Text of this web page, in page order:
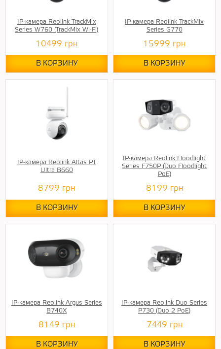
IP-камера Reolink TrackMix
Series W760 (TrackMix Wi-Fi)
10499 грн
В КОРЗИНУ
IP-камера Reolink TrackMix
Series G770
15999 грн
В КОРЗИНУ
IP-камера Reolink Altas PT
Ultra B660
8799 грн
В КОРЗИНУ
IP-камера Reolink Floodlight
Series F750P (Duo Floodlight
PoE)
8199 грн
В КОРЗИНУ
IP-камера Reolink Argus Series
B740X
8149 грн
В КОРЗИНУ
IP-камера Reolink Duo Series
P730 (Duo 2 PoE)
7449 грн
В КОРЗИНУ